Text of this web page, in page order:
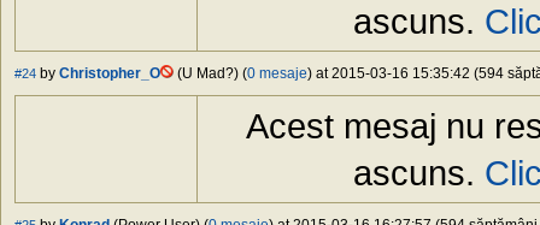
ascuns.
#24 by Christopher_O (U Mad?) (0 mesaje) at 2015-03-16 15:35:42 (594
Acest mesaj nu
ascuns.